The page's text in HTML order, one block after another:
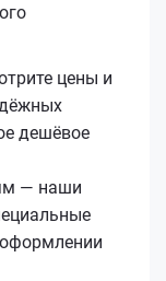
цены и
дешёвое
— наши